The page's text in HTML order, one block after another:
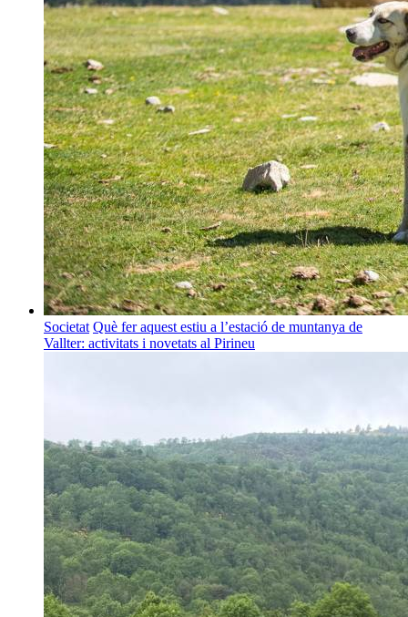
Societat Què fer aquest estiu a l’estació de muntanya de
Vallter: activitats i novetats al Pirineu